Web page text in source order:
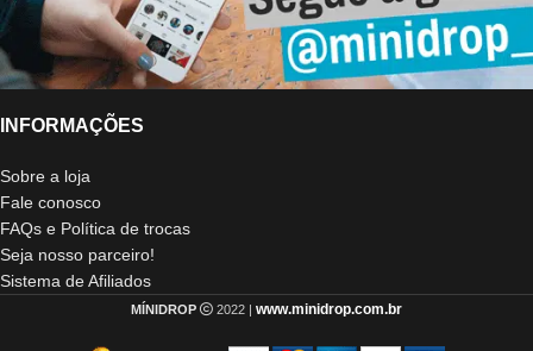
INFORMAÇÕES
Sobre a loja
Fale conosco
FAQs e Política de trocas
Seja nosso parceiro!
Sistema de Afiliados
MÍNIDROP 2022 | www.minidrop.com.br